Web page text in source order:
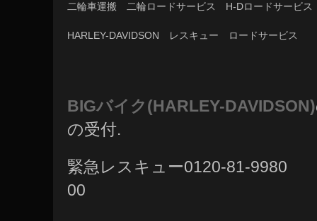
二輪車運搬 二輪ロードサービス H-Dロードサービス
HARLEY-DAVIDSON レスキュー ロードサービス
BIGバイク(HARLEY-DAVIDSON)
の受付.
緊急レスキュー0120-81-9980
00